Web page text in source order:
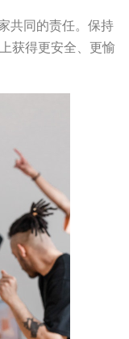
共同的责任。保持
获得更安全、更愉